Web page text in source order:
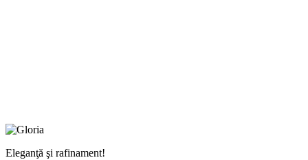
Eleganţă şi rafinament!